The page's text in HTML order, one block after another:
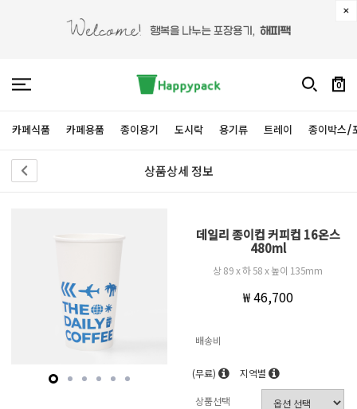
0
카페식품 카페용품 종이용기 도시락 용기류 트레이 종이박스/
상품상세 정보
데일리 종이컵 커피컵 16온스
480ml
상 89 x 하 58 x 높이 135mm
₩ 46,700
배송비
(무료) 지역별
상품선택